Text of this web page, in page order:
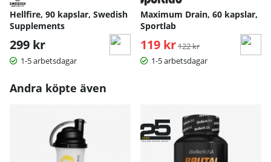
Hellfire, 90 kapslar, Swedish
Supplements
299 kr
1-5 arbetsdagar
Maximum Drain, 60 kapslar,
Sportlab
119 kr Ordinarie pris:
122 kr
1-5 arbetsdagar
Andra köpte även